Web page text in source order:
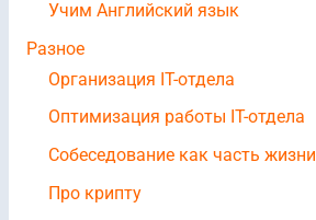
Учим Английский язык
Разное
Организация IT-отдела
Оптимизация работы IT-отдела
Собеседование как часть жизни
Про крипту